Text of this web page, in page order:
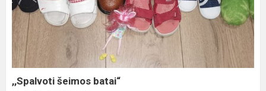
batai“
,,Spalvoti šeimos batai“